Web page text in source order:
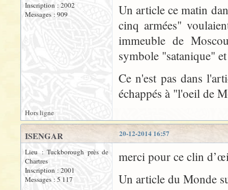
Inscription : 2002
Messages : 909
Un article ce matin
cinq armées"
immeuble de
symbole "satanique"
Ce n'est pas dans
échappés à "l'oeil de
Hors ligne
20-12-2014 16:57
ISENGAR
Lieu : Tuckborough près de
Chartres
Inscription : 2001
Messages : 5 117
merci pour ce clin
Un article du Monde